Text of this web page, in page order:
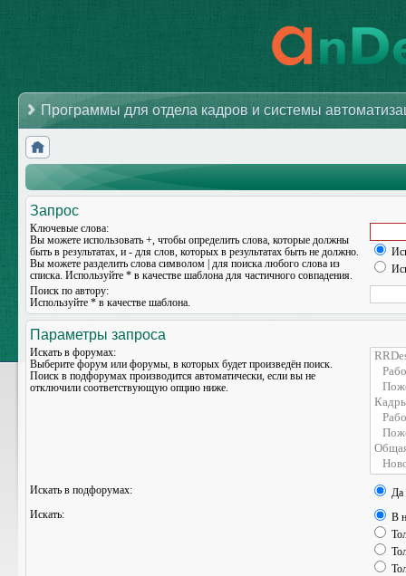
Программы для отдела кадров и системы
Запрос
Ключевые слова:
Вы можете использовать +, чтобы определить слова, которые должны
быть в результатах, и - для слов, которых в результатах быть не должно.
Вы можете разделить слова символом для поиска любого слова из
списка. Используйте * в качестве шаблона для частичного совпадения.
Поиск по автору:
Используйте * в качестве шаблона.
Параметры запроса
Искать в форумах:
Выберите форум или форумы, в которых будет произведён поиск.
Поиск в подфорумах производится автоматически, если вы не
отключили соответствующую опцию ниже.
Искать в подфорумах:
Да
Искать:
В